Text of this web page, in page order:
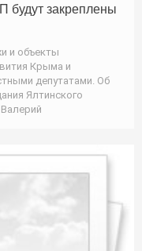
будут закреплены
и объекты
Крыма и
депутатами. Об
Ялтинского